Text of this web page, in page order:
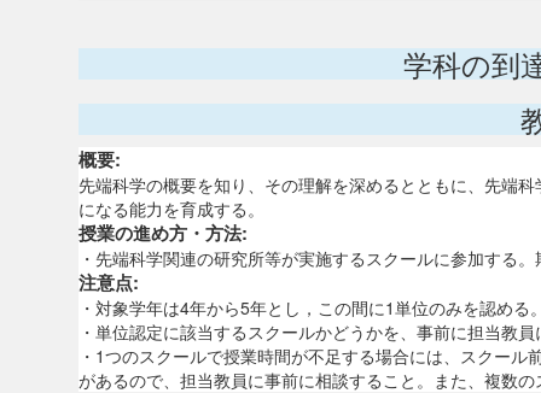
学科の到
概要:
先端科学の概要を知り、その理解を深めるとともに、先端
になる能力を育成する。
授業の進め方・方法:
・先端科学関連の研究所等が実施するスクールに参加する
注意点:
・対象学年は4年から5年とし，この間に1単位のみを認める
・単位認定に該当するスクールかどうかを、事前に担当教
・1つのスクールで授業時間が不足する場合には、スクー
があるので、担当教員に事前に相談すること。また、複数